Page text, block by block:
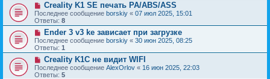
Creality K1 SE печать PA/ABS/ASS
Последнее сообщение borskiy « 07 июл 2025, 15:01
Ответы: 8
Ender 3 v3 ke зависает при загрузке
Последнее сообщение borskiy « 30 июн 2025, 08:25
Ответы: 1
Creality K1C не видит WIFI
Последнее сообщение AlexOrlov « 16 июн 2025, 22:03
Ответы: 5